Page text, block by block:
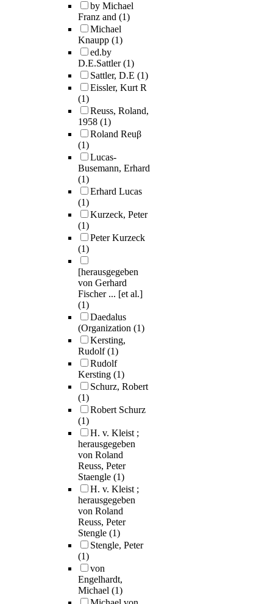
by Michael
Franz and (1)
Michael
Knaupp (1)
ed.by
D.E.Sattler(1)
Sattler, D.E (1)
Eissler, Kurt R
(1)
Reuss, Roland,
1958 (1)
Roland Reuβ
(1)
Lucas-
Busemann, Erhard
(1)
Erhard Lucas
(1)
Kurzeck, Peter
(1)
Peter Kurzeck
(1)
[herausgegeben
von Gerhard
Fischer ... [et al.]
(1)
Daedalus
(Organization (1)
Kersting,
Rudolf(1)
Rudolf
Kersting (1)
Schurz, Robert
(1)
Robert Schurz
(1)
H. v. Kleist ;
herausgegeben
von Roland
Reuss, Peter
Staengle (1)
H. v. Kleist ;
herausgegeben
von Roland
Reuss, Peter
Stengle (1)
Stengle, Peter
(1)
von
Engelhardt,
Michael (1)